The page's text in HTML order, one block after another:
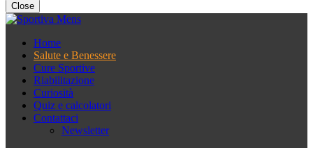
Close
Home
Salute e Benessere
Cure Sportive
Riabilitazione
Curiosità
Quiz e calcolatori
Contattaci
Newsletter